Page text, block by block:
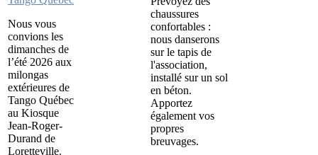
Nous vous
convions les
dimanches de
l’été 2026 aux
milongas
extérieures de
Tango Québec
au Kiosque
Jean-Roger-
Durand de
Loretteville.
chaussures
confortables :
nous danserons
sur le tapis de
l'association,
installé sur un sol
en béton.
Apportez
également vos
propres
breuvages.